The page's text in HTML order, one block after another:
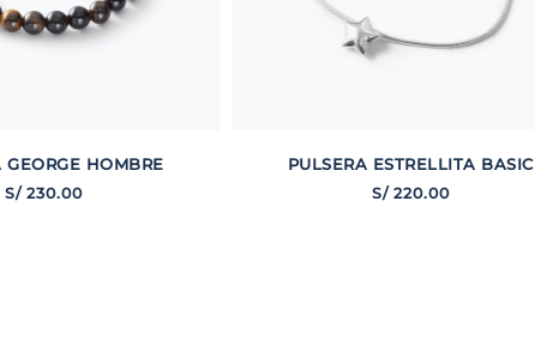
GEORGE HOMBRE
S/ 230.00
PULSERA ESTRELLITA BASIC
S/ 220.00